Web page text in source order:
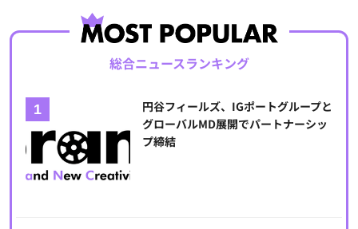
総合ニュースランキング
円谷フィールズ、IGポートグループと
グローバルMD展開でパートナーシッ
プ締結